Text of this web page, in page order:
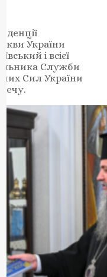
України
і всієї
Служби
Сил України